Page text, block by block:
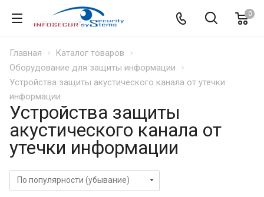
0
Главная
Каталог товаров
Оборудование для защиты информации
Устройства защиты акустического канала от утечки
информации
Устройства защиты
акустического канала от
утечки информации